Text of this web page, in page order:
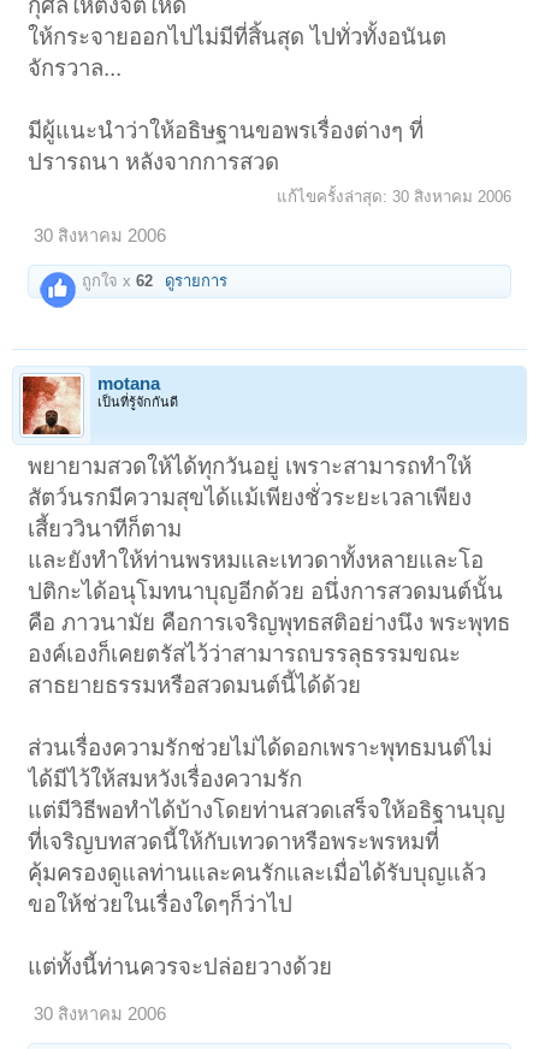
กุศลให้ตั้งจิตให้ดี
ให้กระจายออกไปไม่มีที่สิ้นสุด ไปทั่วทั้งอนันต
จักรวาล...
มีผู้แนะนำว่าให้อธิษฐานขอพรเรื่องต่างๆ ที่
ปรารถนา หลังจากการสวด
แก้ไขครั้งล่าสุด: 30 สิงหาคม 2006
30 สิงหาคม 2006
ถูกใจ x62 ดูรายการ
motana
เป็นที่รู้จักกันดี
พยายามสวดให้ได้ทุกวันอยู่ เพราะสามารถทำให้
สัตว์นรกมีความสุขได้แม้เพียงชั่วระยะเวลาเพียง
เสี้ยววินาทีก็ตาม
และยังทำให้ท่านพรหมและเทวดาทั้งหลายและโอ
ปติกะได้อนุโมทนาบุญอีกด้วย อนึ่งการสวดมนต์นั้น
คือ ภาวนามัย คือการเจริญพุทธสติอย่างนึง พระพุทธ
องค์เองก็เคยตรัสไว้ว่าสามารถบรรลุธรรมขณะ
สาธยายธรรมหรือสวดมนต์นี้ได้ด้วย
ส่วนเรื่องความรักช่วยไม่ได้ดอกเพราะพุทธมนต์ไม่
ได้มีไว้ให้สมหวังเรื่องความรัก
แต่มีวิธีพอทำได้บ้างโดยท่านสวดเสร็จให้อธิฐานบุญ
ที่เจริญบทสวดนี้ให้กับเทวดาหรือพระพรหมที่
คุ้มครองดูแลท่านและคนรักและเมื่อได้รับบุญแล้ว
ขอให้ช่วยในเรื่องใดๆก็ว่าไป
แต่ทั้งนี้ท่านควรจะปล่อยวางด้วย
30 สิงหาคม 2006
2 3 4 5 6 7 ถัดไป >